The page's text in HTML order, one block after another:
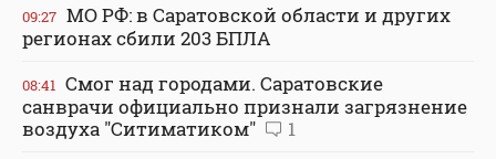
09:27 МО РФ: в Саратовской области и других
регионах сбили 203 БПЛА
08:41 Смог над городами. Саратовские
санврачи официально признали загрязнение
воздуха "Ситиматиком"
1